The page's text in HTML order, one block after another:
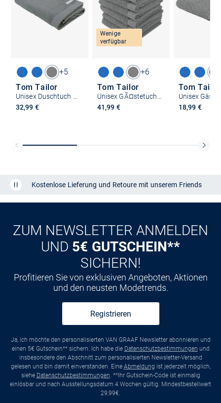
+5
Tom Tailor
Unisex Duschtuch 1er Pack
32,99 €
Wenige
verfügbar
+6
Tom Tailor
Unisex GÃ¤stetuch im 6er-Pack
41,99 €
Tom Tailor
18,99 €
Kostenlose Lieferung und Retoure mit unserem Friends
CLUB
Kauf aufRechnung
ZUM NEWSLETTER ANMELDEN
UND 5€ GUTSCHEIN**
SICHERN!
Profitieren Sie von exklusiven Angeboten, Aktionen
und den neusten Modetrends.
Registrieren
Ja, ich möchte den personalisierten VAN GRAAF Newsletter abonnieren und
einen 5€ Gutschein** sichern. Ich habe die Datenschutzbestimmungen und
insbesondere den Abschnitt zum personalisierten Newsletter-Versand
gelesen und bin damit einverstanden. Eine Abmeldung ist jederzeit möglich,
siehe Datenschutzbestimmungen. **Ihr Gutschein-Code ist einmalig
einlösbar und nach Ausstellungsdatum 4 Wochen gültig. Mindestbestellwert
29,99€.